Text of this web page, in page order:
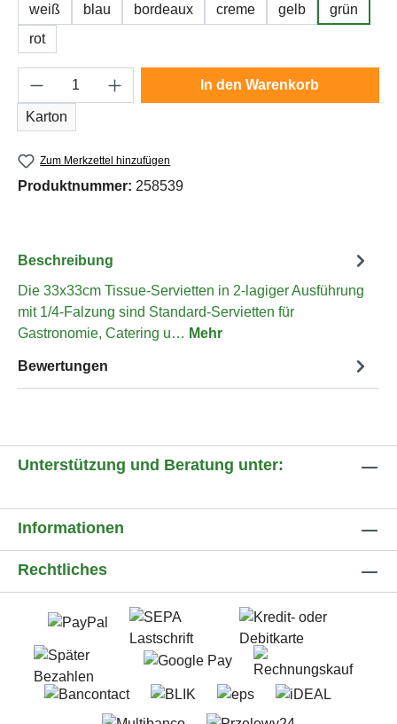
weiß blau bordeaux creme gelb
grün
rot
Produkt Anzahl: Gib den gewünschten
Karton
In den Warenkorb
Zum Merkzettel hinzufügen
Produktnummer: 258539
Beschreibung
Die 33x33cm Tissue-Servietten in 2-lagiger Ausführung
mit 1/4-Falzung sind Standard-Servietten für
Gastronomie, Catering u… Mehr
Bewertungen
Unterstützung und Beratung unter:
Informationen
Rechtliches